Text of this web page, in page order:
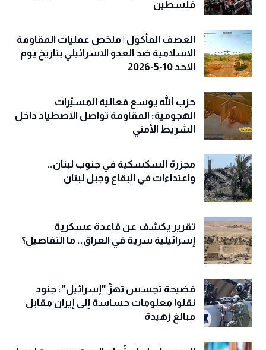
فلسطين
العصف المأكول | ملخص عمليات المقاومة
الاسلامية ضد العدو الاسرائيلي بتاريخ يوم
الاحد 10-5-2026
حزب الله يوسع فعالية المسيّرات
الهجومية: المقاومة تواصل الاصطياد داخل
الشريط الأمني
مجزرة السكسكية في جنوب لبنان..
واعتداءات في البقاع وجبل لبنان
تقرير يكشف عن قاعدة عسكرية
إسرائيلية سرية في العراق.. ما التفاصيل؟
فضيحة تجسس تهزّ "إسرائيل": جنود
نقلوا معلومات حساسة إلى إيران مقابل
مبالغ زهيدة